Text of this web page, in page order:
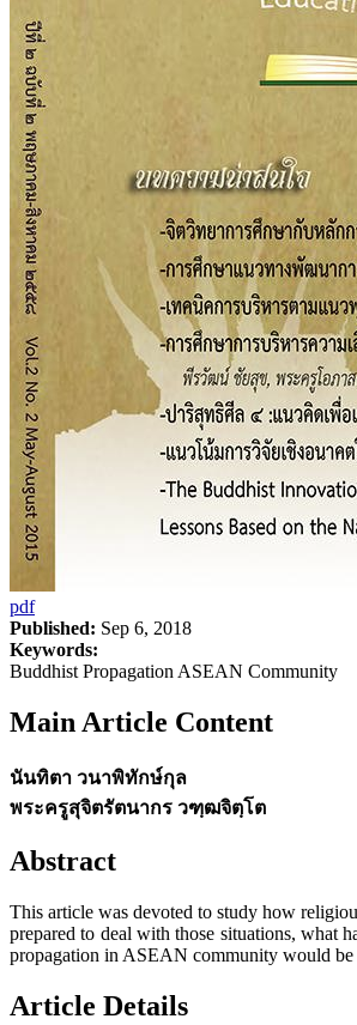
pdf
Published: Sep 6, 2018
Keywords:
Buddhist Propagation ASEAN Community
Main Article Content
นันทิตา วนาพิทักษ์กุล
พระครูสุจิตรัตนากร วฑฺฒจิตฺโต
Abstract
This article was devoted to study how
prepared to deal with those situations, what
propagation in ASEAN community would be
Article Details